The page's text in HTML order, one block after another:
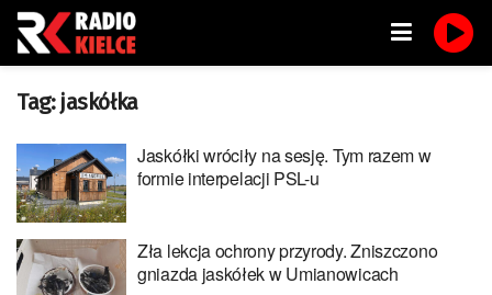
Tag: jaskółka
Jaskółki wróciły na sesję. Tym razem w
formie interpelacji PSL-u
Zła lekcja ochrony przyrody. Zniszczono
gniazda jaskółek w Umianowicach